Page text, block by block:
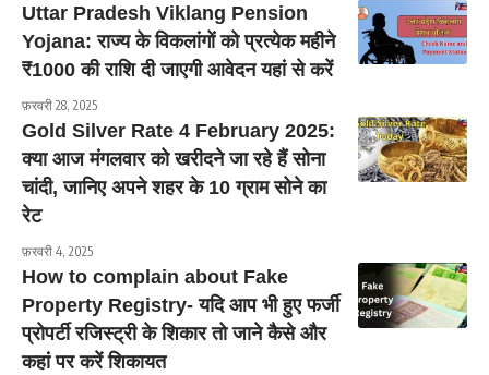
Uttar Pradesh Viklang Pension
Yojana: राज्य के विकलांगों को प्रत्येक महीने
₹1000 की राशि दी जाएगी आवेदन यहां से करें
फ़रवरी 28, 2025
Gold Silver Rate 4 February 2025:
क्या आज मंगलवार को खरीदने जा रहे हैं सोना
चांदी, जानिए अपने शहर के 10 ग्राम सोने का
रेट
फ़रवरी 4, 2025
How to complain about Fake
Property Registry- यदि आप भी हुए फर्जी
प्रोपर्टी रजिस्ट्री के शिकार तो जाने कैसे और
कहां पर करें शिकायत